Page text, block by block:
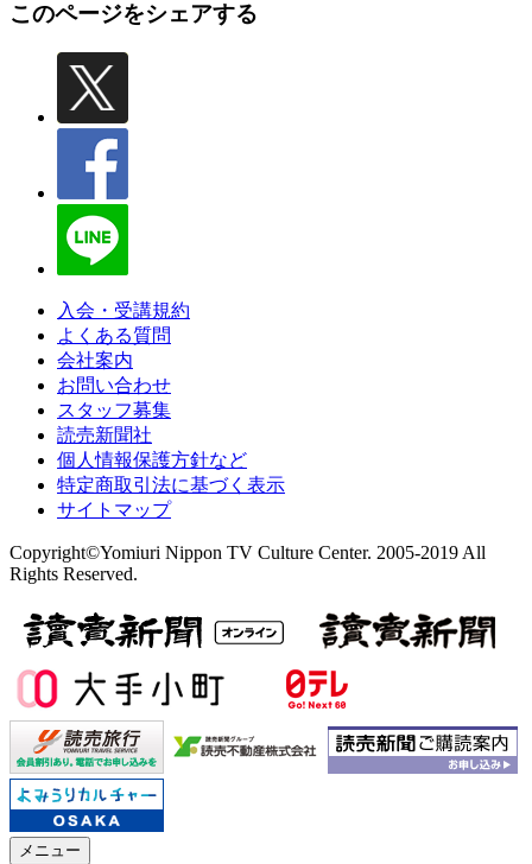
このページをシェアする
入会・受講規約
よくある質問
会社案内
お問い合わせ
スタッフ募集
読売新聞社
個人情報保護方針など
特定商取引法に基づく表示
サイトマップ
Copyright©Yomiuri Nippon TV Culture Center. 2005-2019 All
Rights Reserved.
メニュー